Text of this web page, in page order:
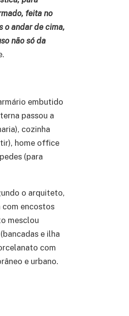
feita no
o andar de cima,
não só da
embutido
passou a
cozinha
home office
(para
o arquiteto,
com encostos
mesclou
e ilha
com
e urbano.